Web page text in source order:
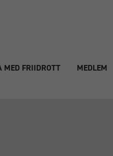
MED FRIIDROTT MEDLEM